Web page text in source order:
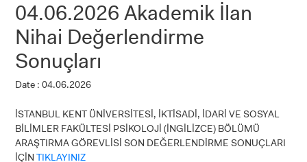
system.
04.06.2026 Akademik İlan
Nihai Değerlendirme
Sonuçları
Date : 04.06.2026
İSTANBUL KENT ÜNİVERSİTESİ, İKTİSADİ, İDARİ VE SOSYAL
BİLİMLER FAKÜLTESİ PSİKOLOJİ (İNGİLİZCE) BÖLÜMÜ
ARAŞTIRMA GÖREVLİSİ SON DEĞERLENDİRME SONUÇLARI
İÇİNTIKLAYINIZ